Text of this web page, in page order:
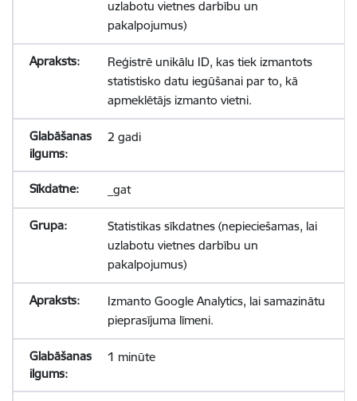
uzlabotu vietnes darbību un
pakalpojumus)
Reģistrē unikālu ID, kas tiek izmantots
statistisko datu iegūšanai par to, kā
apmeklētājs izmanto vietni.
2 gadi
_gat
Statistikas sīkdatnes (nepieciešamas, lai
uzlabotu vietnes darbību un
pakalpojumus)
Izmanto Google Analytics, lai samazinātu
pieprasījuma līmeni.
1 minūte